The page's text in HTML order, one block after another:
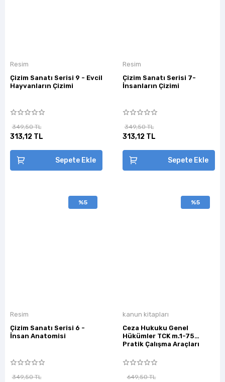
Resim
Çizim Sanatı Serisi 9 - Evcil
Hayvanların Çizimi
349,50 TL
313,12 TL
Sepete Ekle
Resim
Çizim Sanatı Serisi 7-
İnsanların Çizimi
349,50 TL
313,12 TL
Sepete Ekle
%5
Resim
Çizim Sanatı Serisi 6 -
İnsan Anatomisi
349,50 TL
%5
kanun kitapları
Ceza Hukuku Genel
Hükümler TCK m.1-75
Pratik Çalışma Araçları
649,50 TL